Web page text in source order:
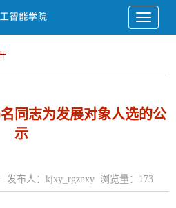
Toggle
同志为发展对象人选的公
示
发布人：kjxy_rgznxy 浏览量： 173